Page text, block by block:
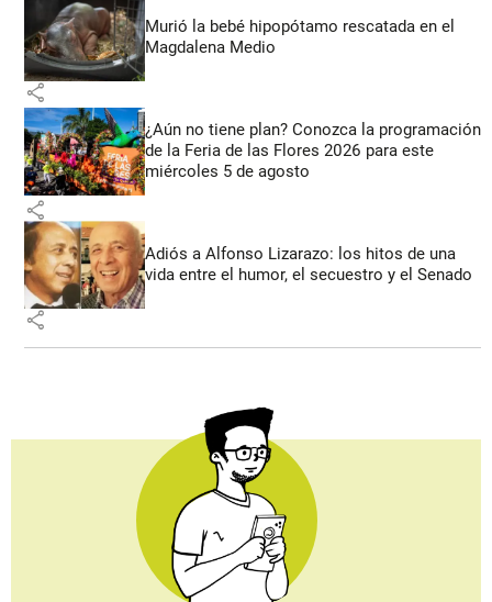
Murió la bebé hipopótamo rescatada en el
Magdalena Medio
share
¿Aún no tiene plan? Conozca la programación
de la Feria de las Flores 2026 para este
miércoles 5 de agosto
share
Adiós a Alfonso Lizarazo: los hitos de una
vida entre el humor, el secuestro y el Senado
share